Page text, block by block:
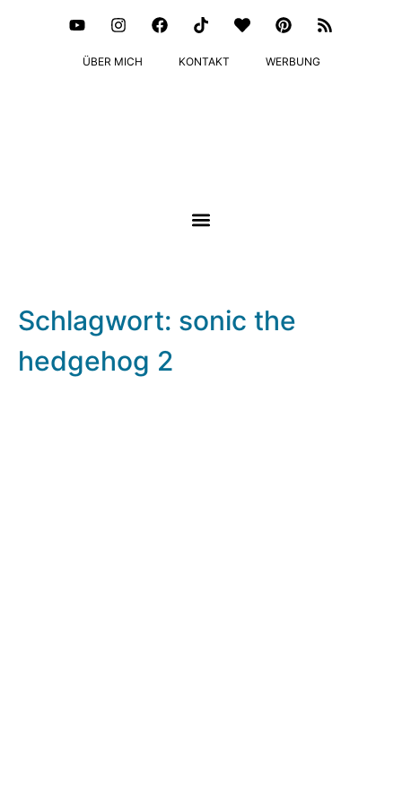
ÜBER MICH KONTAKT WERBUNG
Schlagwort: sonic the
hedgehog 2